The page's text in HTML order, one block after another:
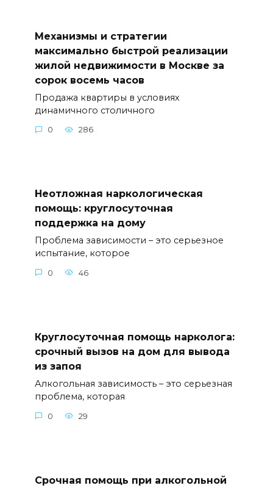
Механизмы и стратегии
максимально быстрой реализации
жилой недвижимости в Москве за
сорок восемь часов
Продажа квартиры в условиях
динамичного столичного
0 286
Неотложная наркологическая
помощь: круглосуточная
поддержка на дому
Проблема зависимости – это серьезное
испытание, которое
0 46
Круглосуточная помощь нарколога:
срочный вызов на дом для вывода
из запоя
Алкогольная зависимость – это серьезная
проблема, которая
0 29
Срочная помощь при алкогольной